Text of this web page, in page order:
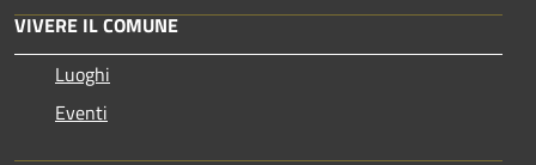
VIVERE IL COMUNE
Luoghi
Eventi